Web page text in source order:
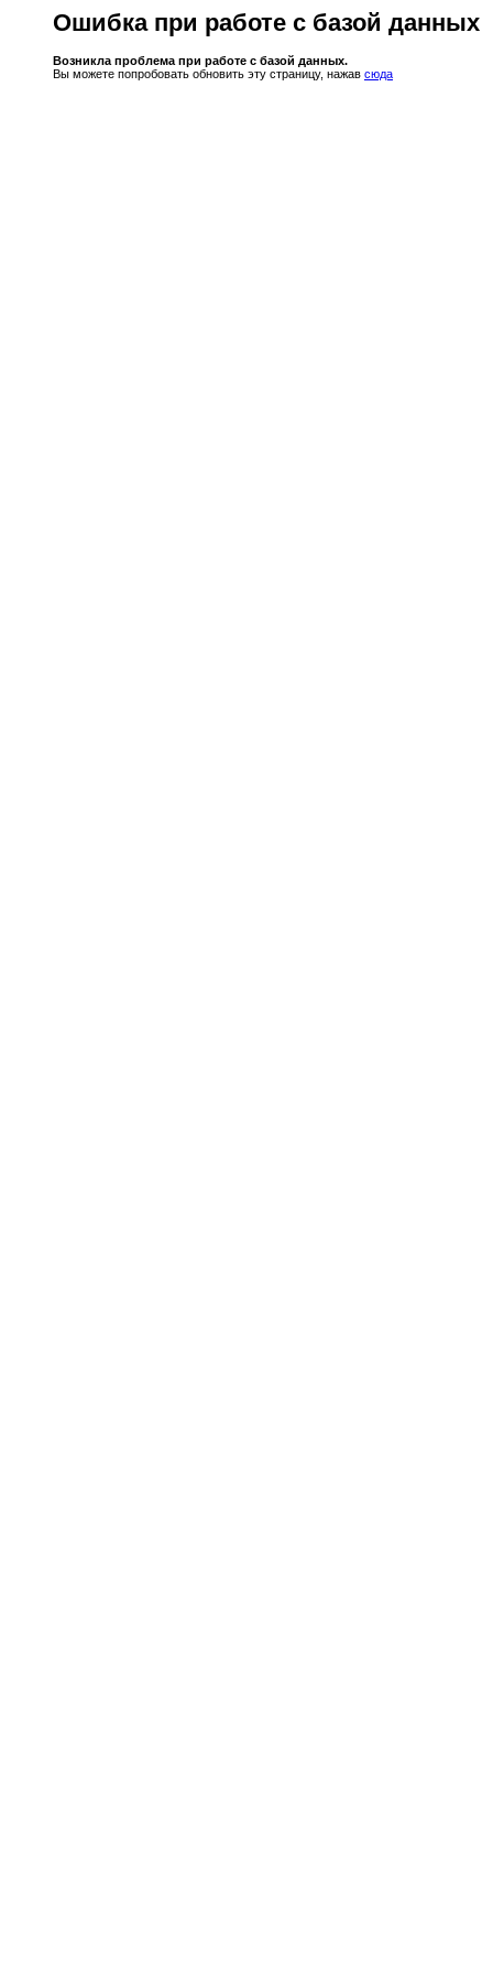
Ошибка при работе с базой данных
Возникла проблема при работе с базой данных.
Вы можете попробовать обновить эту страницу, нажав сюда